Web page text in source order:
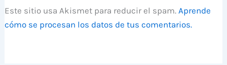
Este sitio usa Akismet para reducir el spam.Aprende
cómo se procesan los datos de tus comentarios.